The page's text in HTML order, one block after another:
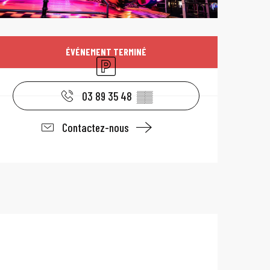
et
ÉVÉNEMENT TERMINÉ
Parking
03 89 35 48 ▒▒
Contactez-nous